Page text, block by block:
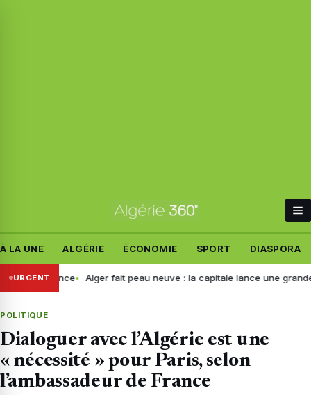
À LA UNE ALGÉRIE ÉCONOMIE SPORT DIASPORA
URGENT
silence Alger fait peau neuve : la capitale lance une grande
POLITIQUE
Dialoguer avec l’Algérie est une
« nécessité » pour Paris, selon
l’ambassadeur de France